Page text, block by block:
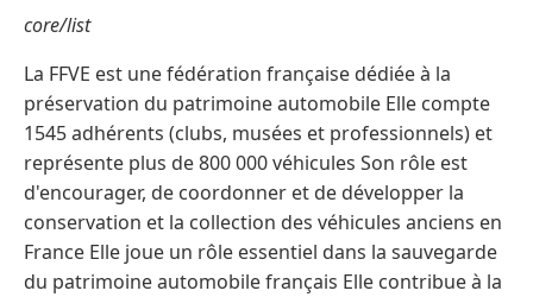
core/list
La FFVE est une fédération française dédiée à la
préservation du patrimoine automobile Elle compte
1545 adhérents (clubs, musées et professionnels) et
représente plus de 800 000 véhicules Son rôle est
d'encourager, de coordonner et de développer la
conservation et la collection des véhicules anciens en
France Elle joue un rôle essentiel dans la sauvegarde
du patrimoine automobile français Elle contribue à la